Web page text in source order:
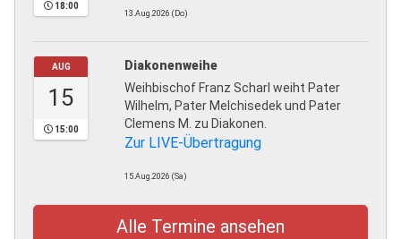
18:00
13.Aug.2026 (Do)
AUG
15
15:00
Diakonenweihe
Weihbischof Franz Scharl weiht Pater
Wilhelm, Pater Melchisedek und Pater
Clemens M. zu Diakonen.
Zur LIVE-Übertragung
15.Aug.2026 (Sa)
Alle Termine ansehen